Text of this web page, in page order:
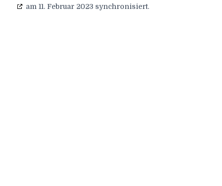
am 11. Februar 2023 synchronisiert.